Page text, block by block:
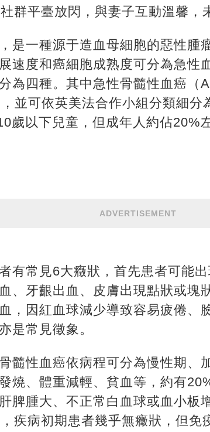
群平臺放閃，與妻子互動溫馨，
是一種源于造血母細胞的惡性腫
速度和癌細胞成熟度可分為急性
為四種。其中急性骨髓性血癌（
並可依英美法合作小組分類細分
歲以下兒童，但成年人約佔20%
ADVERTISEMENT
有常見6大癥狀，首先患者可能
、牙齦出血、皮膚出現點狀或塊
，因紅血球減少導致容易疲倦、
是常見徵象。
髓性血癌依病程可分為慢性期、
燒、體重減輕、貧血等，約有
脾腫大、不正常白血球或血小板
疾病初期患者幾乎無癥狀，但免